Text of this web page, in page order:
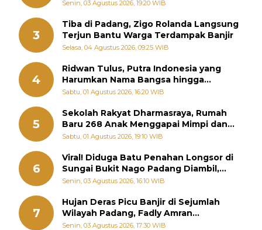
Senin, 03 Agustus 2026, 19:20 WIB
3
Tiba di Padang, Zigo Rolanda Langsung
Terjun Bantu Warga Terdampak Banjir
Selasa, 04 Agustus 2026, 09:25 WIB
4
Ridwan Tulus, Putra Indonesia yang
Harumkan Nama Bangsa hingga
Diabadikan dalam Buku Jepang
Sabtu, 01 Agustus 2026, 16:20 WIB
5
Sekolah Rakyat Dharmasraya, Rumah
Baru 268 Anak Menggapai Mimpi dan
Memutus Rantai Kemiskinan
Sabtu, 01 Agustus 2026, 19:10 WIB
6
Viral! Diduga Batu Penahan Longsor di
Sungai Bukit Nago Padang Diambil,
Warga Khawatir Bencana Terulang
Senin, 03 Agustus 2026, 16:10 WIB
7
Hujan Deras Picu Banjir di Sejumlah
Wilayah Padang, Fadly Amran
Perintahkan OPD Siaga
Senin, 03 Agustus 2026, 17:30 WIB